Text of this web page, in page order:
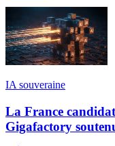
IA souveraine
La France
Gigafactory